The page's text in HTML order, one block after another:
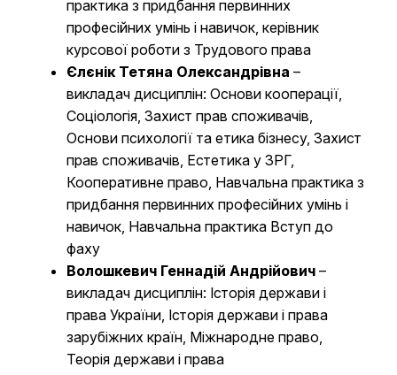
практика з придбання первинних
професійних умінь і навичок, керівник
курсової роботи з Трудового права
Єлєнік Тетяна Олександрівна –
викладач дисциплін: Основи кооперації,
Соціологія, Захист прав споживачів,
Основи психології та етика бізнесу, Захист
прав споживачів, Естетика у ЗРГ,
Кооперативне право, Навчальна практика з
придбання первинних професійних умінь і
навичок, Навчальна практика Вступ до
фаху
Волошкевич Геннадій Андрійович–
викладач дисциплін: Історія держави і
права України, Історія держави і права
зарубіжних країн, Міжнародне право,
Теорія держави і права